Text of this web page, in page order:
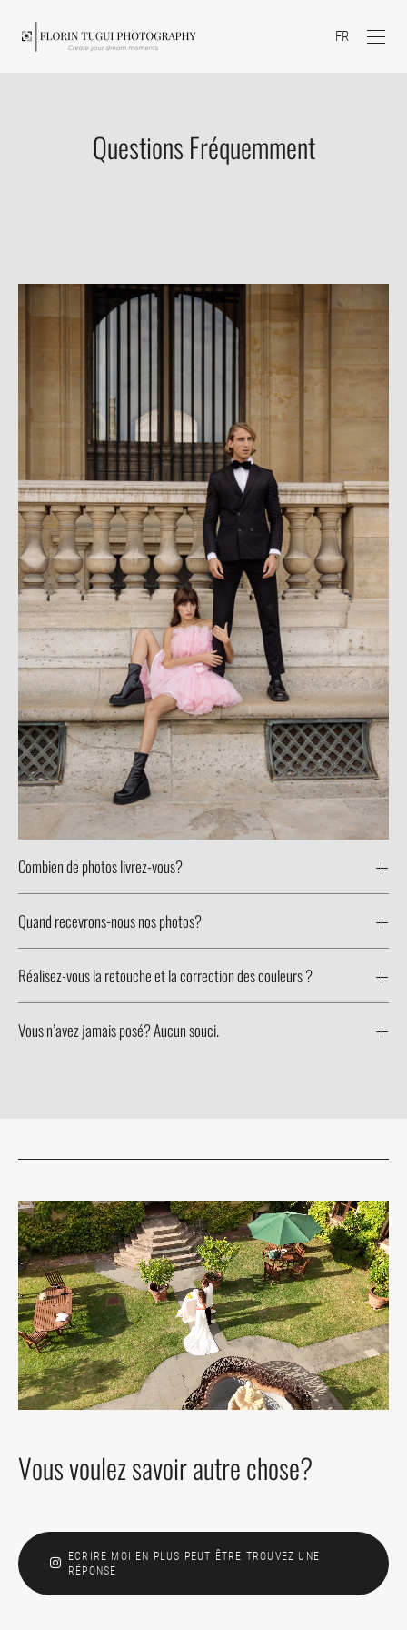
FR
Questions Fréquemment
Combien de photos livrez-vous?
Quand recevrons-nous nos photos?
Réalisez-vous la retouche et la correction des couleurs ?
Vous n’avez jamais posé? Aucun souci.
Vous voulez savoir autre chose?
ECRIRE MOI EN PLUS PEUT ÊTRE TROUVEZ UNE
RÉPONSE